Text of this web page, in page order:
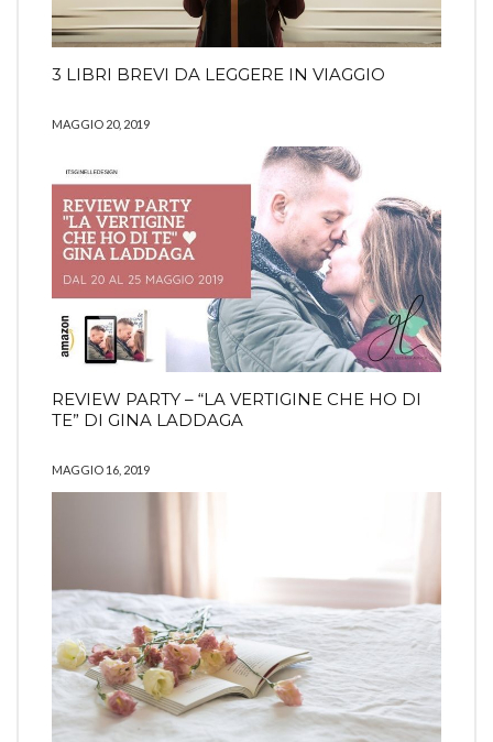
3 LIBRI BREVI DA LEGGERE IN VIAGGIO
MAGGIO 20, 2019
REVIEW PARTY – “LA VERTIGINE CHE HO DI
TE” DI GINA LADDAGA
MAGGIO 16, 2019